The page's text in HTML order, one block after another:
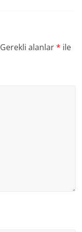
Gerekli alanlar* ile